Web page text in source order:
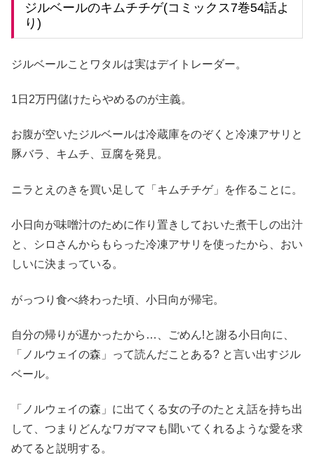
ジルベールのキムチチゲ(コミックス7巻54話よ
り)
ジルベールことワタルは実はデイトレーダー。
1日2万円儲けたらやめるのが主義。
お腹が空いたジルベールは冷蔵庫をのぞくと冷凍アサリと
豚バラ、キムチ、豆腐を発見。
ニラとえのきを買い足して「キムチチゲ」を作ることに。
小日向が味噌汁のために作り置きしておいた煮干しの出汁
と、シロさんからもらった冷凍アサリを使ったから、おい
しいに決まっている。
がっつり食べ終わった頃、小日向が帰宅。
自分の帰りが遅かったから…、ごめん!と謝る小日向に、
「ノルウェイの森」って読んだことある? と言い出すジル
ベール。
「ノルウェイの森」に出てくる女の子のたとえ話を持ち出
して、つまりどんなワガママも聞いてくれるような愛を求
めてると説明する。